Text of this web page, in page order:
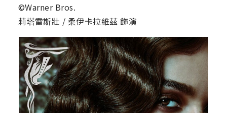
©Warner Bros.
莉塔雷斯壯 / 柔伊卡拉維茲 飾演